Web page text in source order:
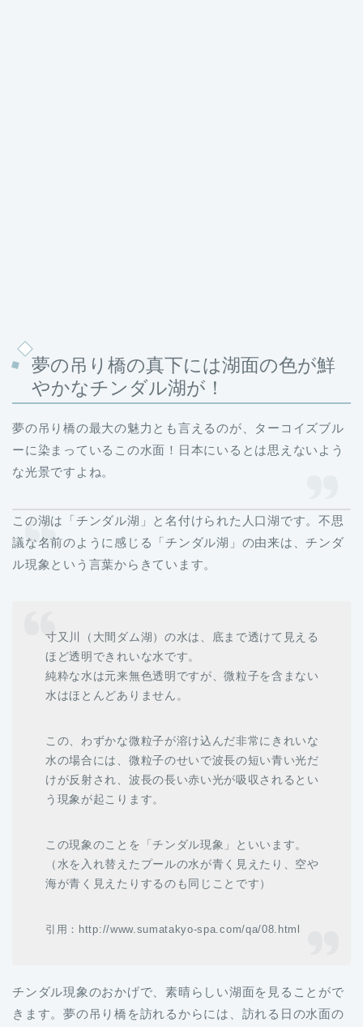
夢の吊り橋の真下には湖面の色が鮮
やかなチンダル湖が！
夢の吊り橋の最大の魅力とも言えるのが、ターコイズブル
ーに染まっているこの水面！日本にいるとは思えないよう
な光景ですよね。
この湖は「チンダル湖」と名付けられた人口湖です。不思
議な名前のように感じる「チンダル湖」の由来は、チンダ
ル現象という言葉からきています。
寸又川（大間ダム湖）の水は、底まで透けて見える
ほど透明できれいな水です。
純粋な水は元来無色透明ですが、微粒子を含まない
水はほとんどありません。
この、わずかな微粒子が溶け込んだ非常にきれいな
水の場合には、微粒子のせいで波長の短い青い光だ
けが反射され、波長の長い赤い光が吸収されるとい
う現象が起こります。
この現象のことを「チンダル現象」といいます。
（水を入れ替えたプールの水が青く見えたり、空や
海が青く見えたりするのも同じことです）
引用：http://www.sumatakyo-spa.com/qa/08.html
チンダル現象のおかげで、素晴らしい湖面を見ることがで
きます。夢の吊り橋を訪れるからには、訪れる日の水面の